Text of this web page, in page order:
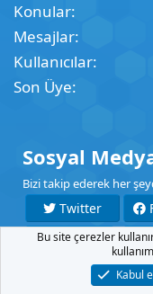
Konular
Mesajlar
Kullanıcılar
Son Üye
Sosyal
Bizi takip ederek her
Twitter
YouTube
Şartlar Gizlilik
Bu site çerezler
Kabul